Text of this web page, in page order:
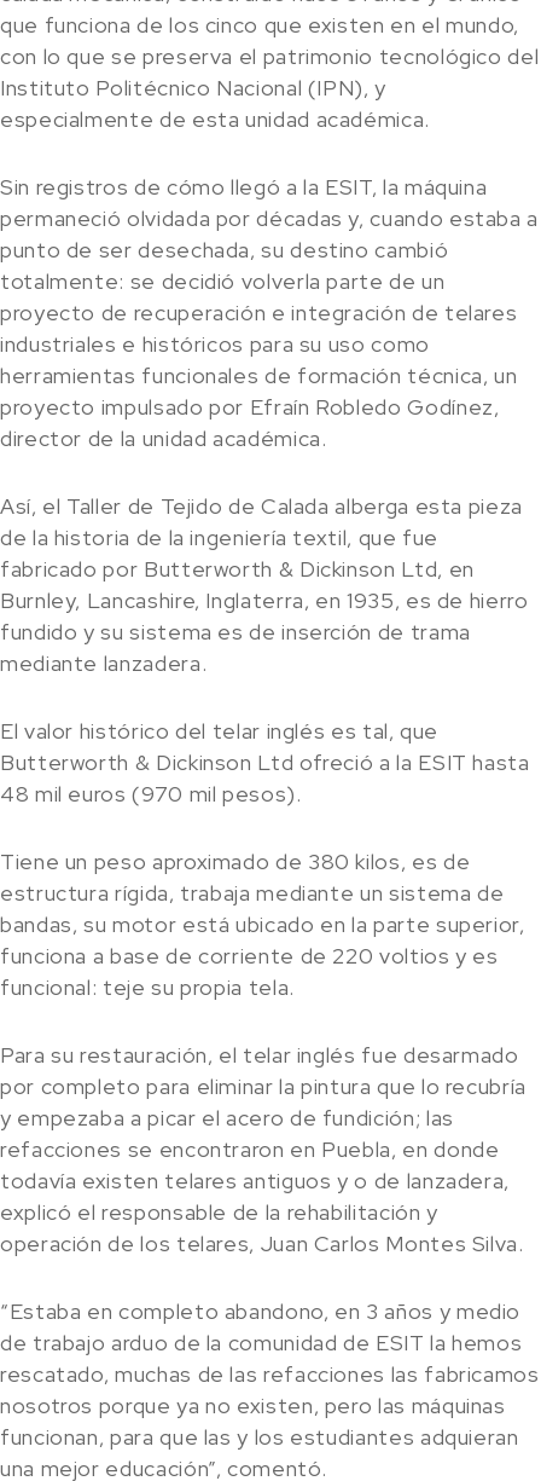
que funciona de los cinco que existen en el mundo,
con lo que se preserva el patrimonio tecnológico del
Instituto Politécnico Nacional (IPN), y
especialmente de esta unidad académica.
Sin registros de cómo llegó a la ESIT, la máquina
permaneció olvidada por décadas y, cuando estaba a
punto de ser desechada, su destino cambió
totalmente: se decidió volverla parte de un
proyecto de recuperación e integración de telares
industriales e históricos para su uso como
herramientas funcionales de formación técnica, un
proyecto impulsado por Efraín Robledo Godínez,
director de la unidad académica.
Así, el Taller de Tejido de Calada alberga esta pieza
de la historia de la ingeniería textil, que fue
fabricado por Butterworth & Dickinson Ltd, en
Burnley, Lancashire, Inglaterra, en 1935, es de hierro
fundido y su sistema es de inserción de trama
mediante lanzadera.
El valor histórico del telar inglés es tal, que
Butterworth & Dickinson Ltd ofreció a la ESIT hasta
48 mil euros (970 mil pesos).
Tiene un peso aproximado de 380 kilos, es de
estructura rígida, trabaja mediante un sistema de
bandas, su motor está ubicado en la parte superior,
funciona a base de corriente de 220 voltios y es
funcional: teje su propia tela.
Para su restauración, el telar inglés fue desarmado
por completo para eliminar la pintura que lo recubría
y empezaba a picar el acero de fundición; las
refacciones se encontraron en Puebla, en donde
todavía existen telares antiguos y o de lanzadera,
explicó el responsable de la rehabilitación y
operación de los telares, Juan Carlos Montes Silva.
“Estaba en completo abandono, en 3 años y medio
de trabajo arduo de la comunidad de ESIT la hemos
rescatado, muchas de las refacciones las fabricamos
nosotros porque ya no existen, pero las máquinas
funcionan, para que las y los estudiantes adquieran
una mejor educación”, comentó.